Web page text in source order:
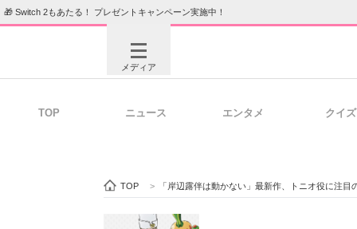
🎁 Switch 2もあたる！ プレゼントキャンペーン実施中！
メディア
ビジネスと働き方のヒント
TOP ニュース エンタメ クイズ
TOP > 「岸辺露伴は動かない」最新作、トニオ役に注